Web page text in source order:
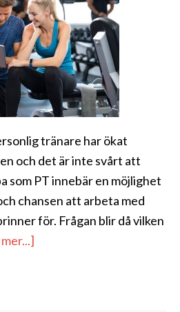
tränare har ökat
och det är inte svårt att
som PT innebär en möjlighet
chansen att arbeta med
för. Frågan blir då vilken